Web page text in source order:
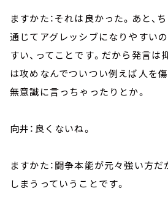
ますかた：それは良かった。あと、
通じてアグレッシブになりやすいの
すい、ってことです。だから発言は
は攻めなんでついつい例えば人を
無意識に言っちゃったりとか。
向井：良くないね。
ますかた：闘争本能が元々強い方だ
しまうっていうことです。